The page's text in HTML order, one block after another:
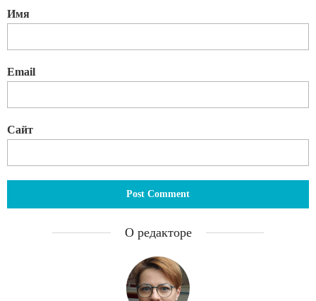
Имя
Email
Сайт
О редакторе